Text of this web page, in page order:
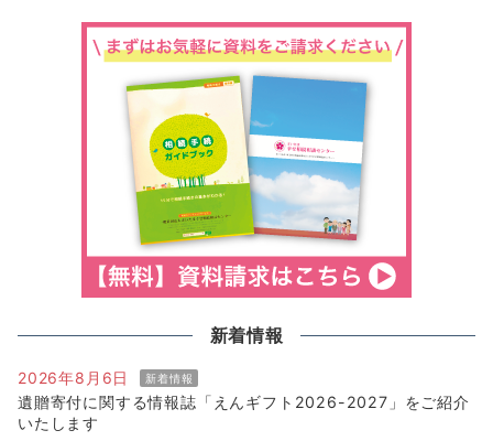
新着情報
2026年8月6日 新着情報
遺贈寄付に関する情報誌「えんギフト2026-2027」をご紹介
いたします